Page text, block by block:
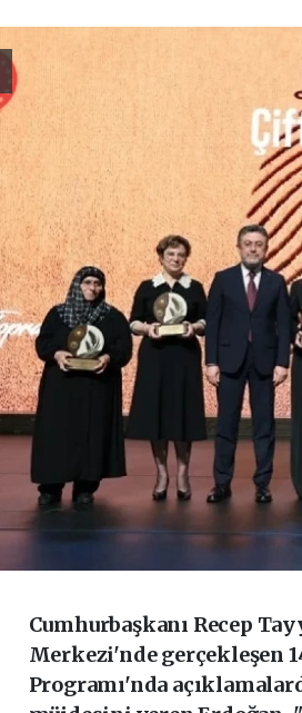
Cumhurbaşkanı Recep
Merkezi'nde gerçekleşen
Programı'nda